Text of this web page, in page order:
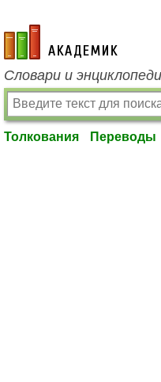
academic.ru
Словари и
Толкования Переводы